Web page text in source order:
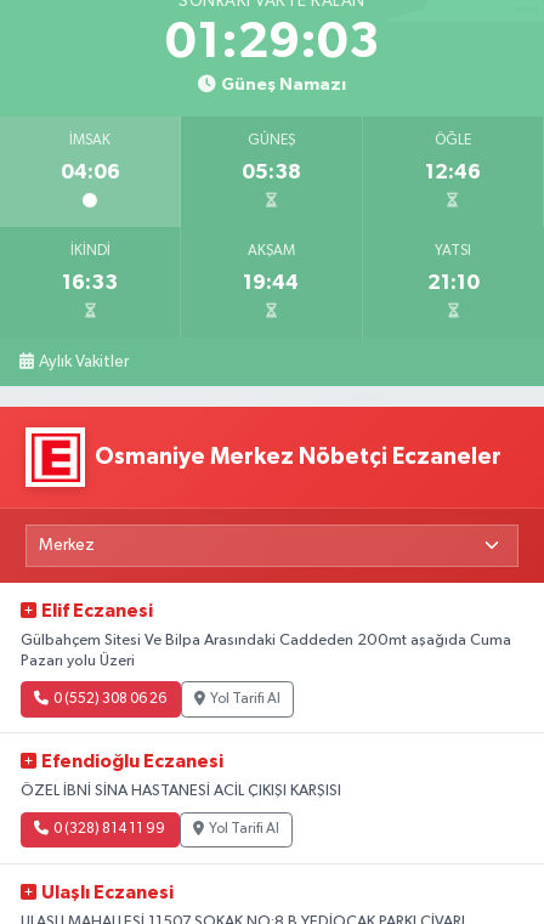
01:29:02
Güneş Namazı
İMSAK
04:06
GÜNEŞ
05:38
ÖĞLE
12:46
İKINDI
16:33
AKŞAM
19:44
YATSI
21:10
Aylık Vakitler
Osmaniye Merkez Nöbetçi Eczaneler
Elif Eczanesi
Gülbahçem Sitesi Ve Bilpa Arasındaki Caddeden 200mt aşağıda Cuma
Pazarı yolu Üzeri
0 (552) 308 06 26 Yol Tarifi Al
Efendioğlu Eczanesi
ÖZEL İBNİ SİNA HASTANESİ ACİL ÇIKIŞI KARŞISI
0 (328) 814 11 99 Yol Tarifi Al
Ulaşlı Eczanesi